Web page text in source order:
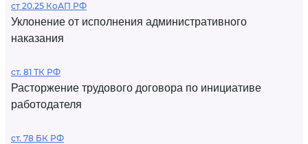
ст 20.25 КоАП РФ
Уклонение от исполнения административного
наказания
ст. 81 ТК РФ
Расторжение трудового договора по инициативе
работодателя
ст. 78 БК РФ